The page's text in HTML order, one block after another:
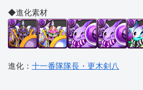
◆進化素材
進化： 十一番隊隊長・更木剣八